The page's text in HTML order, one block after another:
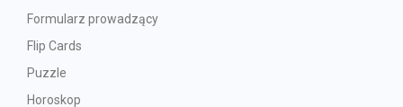
Formularz prowadzący
Flip Cards
Puzzle
Horoskop